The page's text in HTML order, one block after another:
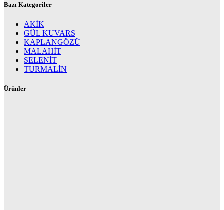
Bazı Kategoriler
AKİK
GÜL KUVARS
KAPLANGÖZÜ
MALAHİT
SELENİT
TURMALİN
Ürünler